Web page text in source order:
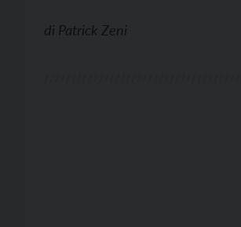
di Patrick Zeni